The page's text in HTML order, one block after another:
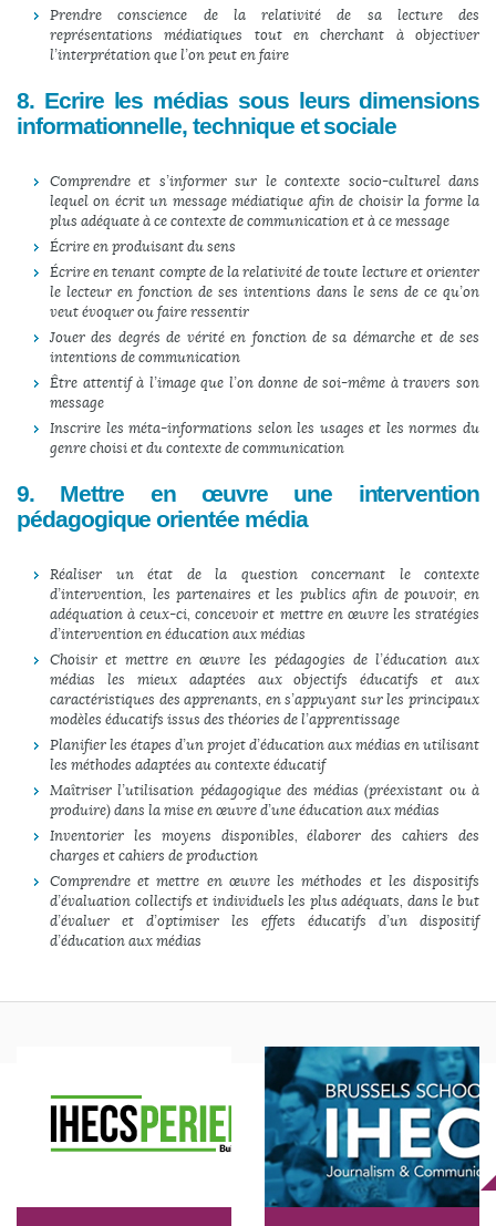
Prendre conscience de la relativité de sa lecture des
représentations médiatiques tout en cherchant à objectiver
l’interprétation que l’on peut en faire
8. Ecrire les médias sous leurs dimensions
informationnelle, technique et sociale
Comprendre et s’informer sur le contexte socio-culturel dans
lequel on écrit un message médiatique afin de choisir la forme la
plus adéquate à ce contexte de communication et à ce message
Écrire en produisant du sens
Écrire en tenant compte de la relativité de toute lecture et orienter
le lecteur en fonction de ses intentions dans le sens de ce qu’on
veut évoquer ou faire ressentir
Jouer des degrés de vérité en fonction de sa démarche et de ses
intentions de communication
Être attentif à l’image que l’on donne de soi-même à travers son
message
Inscrire les méta-informations selon les usages et les normes du
genre choisi et du contexte de communication
9. Mettre en œuvre une intervention
pédagogique orientée média
Réaliser un état de la question concernant le contexte
d’intervention, les partenaires et les publics afin de pouvoir, en
adéquation à ceux-ci, concevoir et mettre en œuvre les stratégies
d’intervention en éducation aux médias
Choisir et mettre en œuvre les pédagogies de l’éducation aux
médias les mieux adaptées aux objectifs éducatifs et aux
caractéristiques des apprenants, en s’appuyant sur les principaux
modèles éducatifs issus des théories de l’apprentissage
Planifier les étapes d’un projet d’éducation aux médias en utilisant
les méthodes adaptées au contexte éducatif
Maîtriser l’utilisation pédagogique des médias (préexistant ou à
produire) dans la mise en œuvre d’une éducation aux médias
Inventorier les moyens disponibles, élaborer des cahiers des
charges et cahiers de production
Comprendre et mettre en œuvre les méthodes et les dispositifs
d’évaluation collectifs et individuels les plus adéquats, dans le but
d’évaluer et d’optimiser les effets éducatifs d’un dispositif
d’éducation aux médias